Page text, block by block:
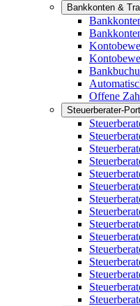
Bankkonten &
Offene
Steuerberater-